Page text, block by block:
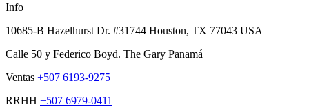
Info
10685-B Hazelhurst Dr. #31744 Houston, TX 77043 USA
Calle 50 y Federico Boyd. The Gary Panamá
Ventas +507 6193-9275
RRHH +507 6979-0411